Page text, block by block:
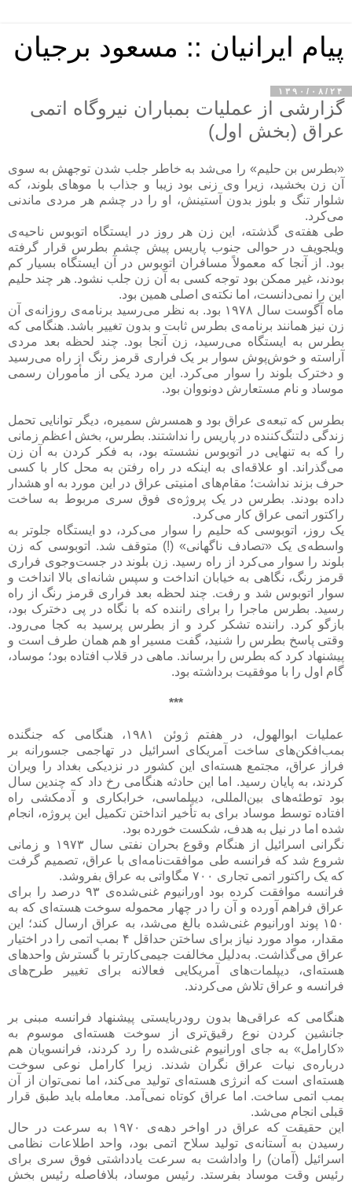
پیام ایرانیان :: مسعود برجیان
۱۳۹۰/۰۸/۲۴
گزارشی از عملیات بمباران نیروگاه اتمی
عراق (بخش اول)
«بطرس بن حلیم» را می‌شد به خاطر جلب شدن توجهش به سوی
آن زن بخشید، زیرا وی زنی بود زیبا و جذاب با موهای بلوند، که
شلوار تنگ و بلوز بدون آستینش، او را در چشم هر مردی ماندنی
می‌کرد.
طی هفته‌ی گذشته، این زن هر روز در ایستگاه اتوبوس ناحیه‌ی
ویلجویف در حوالی جنوب پاریس پیش چشم بطرس قرار گرفته
بود. از آنجا که معمولاً مسافران اتوبوس در آن ایستگاه بسیار کم
بودند، غیر ممکن بود توجه کسی به آن زن جلب نشود. هر چند حلیم
این را نمی‌دانست، اما نکته‌ی اصلی همین بود.
ماه آگوست سال ۱۹۷۸ بود. به نظر می‌رسید برنامه‌ی روزانه‌ی آن
زن نیز همانند برنامه‌ی بطرس ثابت و بدون تغییر باشد. هنگامی که
بطرس به ایستگاه می‌رسید، زن آنجا بود. چند لحظه بعد مردی
آراسته و خوش‌پوش سوار بر یک فراری قرمز رنگ از راه می‌رسید
و دخترک بلوند را سوار می‌کرد. این مرد یکی از مأموران رسمی
موساد و نام مستعارش دونووان بود.
بطرس که تبعه‌ی عراق بود و همسرش سمیره، دیگر توانایی تحمل
زندگی دلتنگ‌کننده در پاریس را نداشتند. بطرس، بخش اعظم زمانی
را که به تنهایی در اتوبوس نشسته بود، به فکر کردن به آن زن
می‌گذراند. او علاقه‌ای به اینکه در راه رفتن به محل کار با کسی
حرف بزند نداشت؛ مقام‌های امنیتی عراق در این مورد به او هشدار
داده بودند. بطرس در یک پروژه‌ی فوق سری مربوط به ساخت
راکتور اتمی عراق کار می‌کرد.
یک روز، اتوبوسی که حلیم را سوار می‌کرد، دو ایستگاه جلوتر به
واسطه‌ی یک «تصادف ناگهانی» (!) متوقف شد. اتوبوسی که زن
بلوند را سوار می‌کرد از راه رسید. زن بلوند در جست‌وجوی فراری
قرمز رنگ، نگاهی به خیابان انداخت و سپس شانه‌ای بالا انداخت و
سوار اتوبوس شد و رفت. چند لحظه بعد فراری قرمز رنگ از راه
رسید. بطرس ماجرا را برای راننده که با نگاه در پی دخترک بود،
بازگو کرد. راننده تشکر کرد و از بطرس پرسید به کجا می‌رود.
وقتی پاسخ بطرس را شنید، گفت مسیر او هم همان طرف است و
پیشنهاد کرد که بطرس را برساند. ماهی در قلاب افتاده بود؛ موساد،
گام اول را با موفقیت برداشته بود.
***
عملیات ابوالهول، در هفتم ژوئن ۱۹۸۱، هنگامی که جنگنده
بمب‌افکن‌های ساخت آمریکای اسرائیل در تهاجمی جسورانه بر
فراز عراق، مجتمع هسته‌ای این کشور در نزدیکی بغداد را ویران
کردند، به پایان رسید. اما این حادثه هنگامی رخ داد که چندین سال
بود توطئه‌های بین‌المللی، دیپلماسی، خرابکاری و آدمکشی راه
افتاده توسط موساد برای به تأخیر انداختن تکمیل این پروژه، انجام
شده اما در نیل به هدف، شکست خورده بود.
نگرانی اسرائیل از هنگام وقوع بحران نفتی سال ۱۹۷۳ و زمانی
شروع شد که فرانسه طی موافقت‌نامه‌ای با عراق، تصمیم گرفت
که یک راکتور اتمی تجاری ۷۰۰ مگاواتی به عراق بفروشد.
فرانسه موافقت کرده بود اورانیوم غنی‌شده‌ی ۹۳ درصد را برای
عراق فراهم آورده و آن را در چهار محموله سوخت هسته‌ای که به
۱۵۰ پوند اورانیوم غنی‌شده بالغ می‌شد، به عراق ارسال کند؛ این
مقدار، مواد مورد نیاز برای ساختن حداقل ۴ بمب اتمی را در اختیار
عراق می‌گذاشت. به‌دلیل مخالفت جیمی‌کارتر با گسترش واحدهای
هسته‌ای، دیپلمات‌های آمریکایی فعالانه برای تغییر طرح‌های
فرانسه و عراق تلاش می‌کردند.
هنگامی که عراقی‌ها بدون رودربایستی پیشنهاد فرانسه مبنی بر
جانشین کردن نوع رقیق‌تری از سوخت هسته‌ای موسوم به
«کارامل» به جای اورانیوم غنی‌شده را رد کردند، فرانسویان هم
درباره‌ی نیات عراق نگران شدند. زیرا کارامل نوعی سوخت
هسته‌ای است که انرژی هسته‌ای تولید می‌کند، اما نمی‌توان از آن
بمب اتمی ساخت. اما عراق کوتاه نمی‌آمد. معامله باید طبق قرار
قبلی انجام می‌شد.
این حقیقت که عراق در اواخر دهه‌ی ۱۹۷۰ به سرعت در حال
رسیدن به آستانه‌ی تولید سلاح اتمی بود، واحد اطلاعات نظامی
اسرائیل (آمان) را واداشت به سرعت یادداشتی فوق سری برای
رئیس وقت موساد بفرستد. رئیس موساد، بلافاصله رئیس بخش